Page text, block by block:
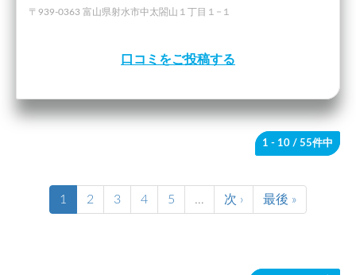
〒939-0363 富山県射水市中太閤山１丁目１−１
口コミをご投稿する
1 - 10 / 55件中
1 2 3 4 5 … 次 › 最後 »